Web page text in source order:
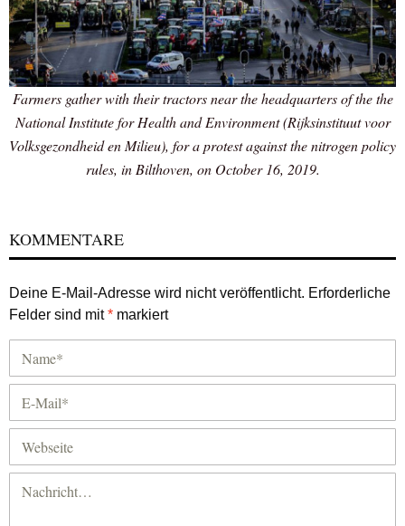
Farmers gather with their tractors near the headquarters of the the
National Institute for Health and Environment (Rijksinstituut voor
Volksgezondheid en Milieu), for a protest against the nitrogen policy
rules, in Bilthoven, on October 16, 2019.
KOMMENTARE
Deine E-Mail-Adresse wird nicht veröffentlicht. Erforderliche
Felder sind mit* markiert